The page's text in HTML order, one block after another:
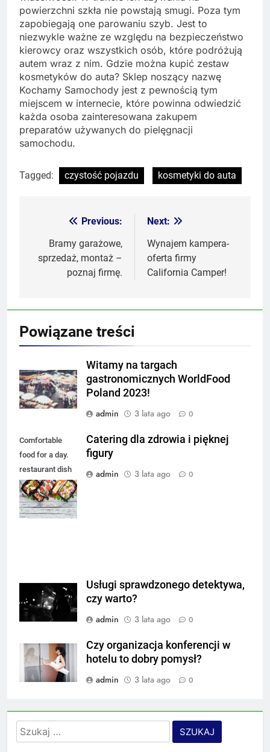
powierzchni szkła nie powstają smugi. Poza tym
zapobiegają one parowaniu szyb. Jest to
niezwykle ważne ze względu na bezpieczeństwo
kierowcy oraz wszystkich osób, które podróżują
autem wraz z nim. Gdzie można kupić zestaw
kosmetyków do auta? Sklep noszący nazwę
Kochamy Samochody jest z pewnością tym
miejscem w internecie, które powinna odwiedzić
każda osoba zainteresowana zakupem
preparatów używanych do pielęgnacji
samochodu.
Tagged: czystość pojazdu kosmetyki do auta
Nawigacja
wpisu
Previous:
Bramy garażowe,
sprzedaż, montaż –
poznaj firmę.
Next:
Wynajem kampera-
oferta firmy
California Camper!
Powiązane treści
Witamy na targach
gastronomicznych WorldFood
Poland 2023!
admin
3 lata ago 0
Comfortable
food for a day.
restaurant dish
delivery. Top
view. Free space
for your text.
Catering dla zdrowia i pięknej
figury
admin
3 lata ago 0
Usługi sprawdzonego detektywa,
czy warto?
admin
3 lata ago 0
Czy organizacja konferencji w
hotelu to dobry pomysł?
admin
3 lata ago 0
Szukaj: